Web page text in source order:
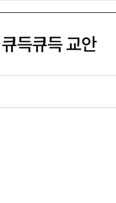
득큐득 교안